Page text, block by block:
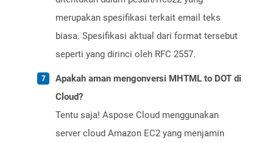
merupakan spesifikasi terkait email teks
biasa. Spesifikasi aktual dari format tersebut
seperti yang dirinci oleh RFC 2557.
Apakah aman mengonversi MHTML to DOT di
Cloud?
Tentu saja! Aspose Cloud menggunakan
server cloud Amazon EC2 yang menjamin